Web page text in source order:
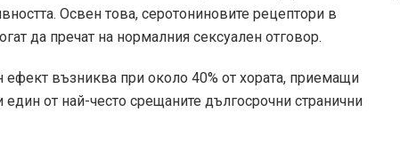
Освен това, серотониновите рецептори в
да пречат на нормалния сексуален отговор.
ефект възниква при около 40% от хората, приемащи
един от най-често срещаните дългосрочни странични